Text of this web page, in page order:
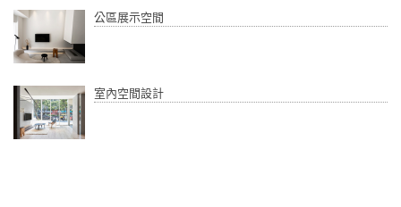
公區展示空間
室內空間設計